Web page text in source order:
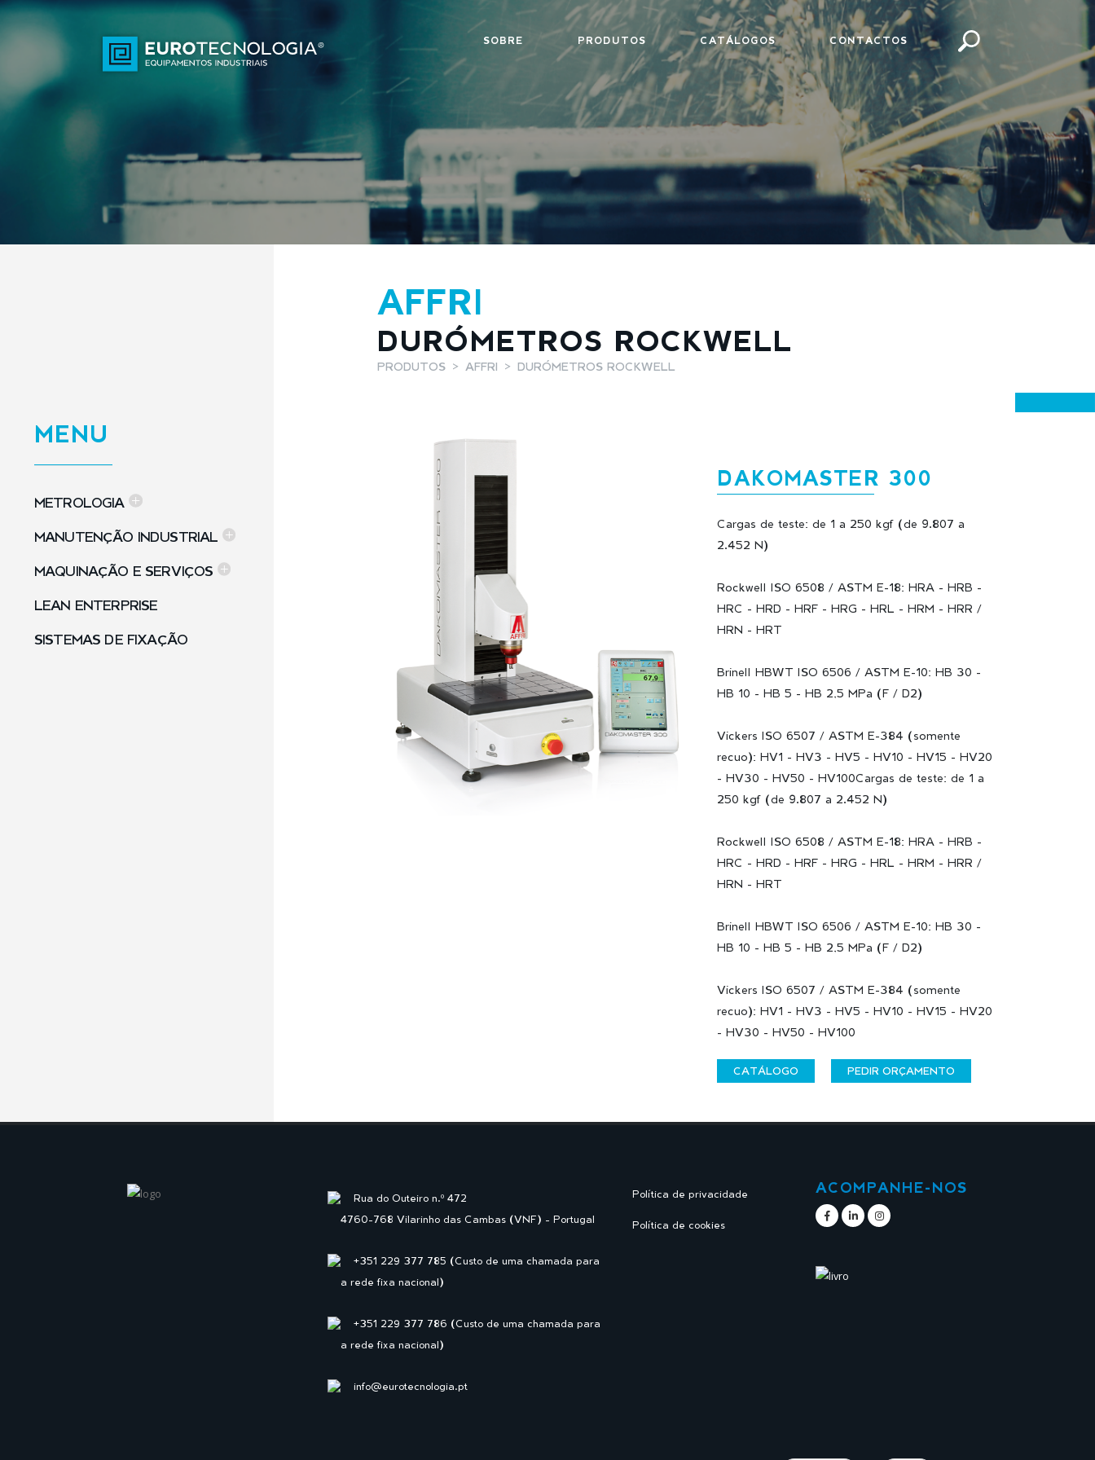
SOBRE PRODUTOS CATÁLOGOS CONTACTOS
MENU
METROLOGIA
MANUTENÇÃO INDUSTRIAL
MAQUINAÇÃO E SERVIÇOS
LEAN ENTERPRISE
SISTEMAS DE FIXAÇÃO
AFFRI
DURÓMETROS ROCKWELL
PRODUTOS AFFRI DURÓMETROS ROCKWELL
DAKOMASTER 300
Cargas de teste: de 1 a 250 kgf (de 9.807 a
2.452 N)
Rockwell ISO 6508 / ASTM E-18: HRA - HRB -
HRC - HRD - HRF - HRG - HRL - HRM - HRR /
HRN - HRT
Brinell HBWT ISO 6506 / ASTM E-10: HB 30 -
HB 10 - HB 5 - HB 2,5 MPa (F / D2)
Vickers ISO 6507 / ASTM E-384 (somente
recuo): HV1 - HV3 - HV5 - HV10 - HV15 - HV20
- HV30 - HV50 - HV100Cargas de teste: de 1 a
250 kgf (de 9.807 a 2.452 N)
Rockwell ISO 6508 / ASTM E-18: HRA - HRB -
HRC - HRD - HRF - HRG - HRL - HRM - HRR /
HRN - HRT
Brinell HBWT ISO 6506 / ASTM E-10: HB 30 -
HB 10 - HB 5 - HB 2,5 MPa (F / D2)
Vickers ISO 6507 / ASTM E-384 (somente
recuo): HV1 - HV3 - HV5 - HV10 - HV15 - HV20
- HV30 - HV50 - HV100
CATÁLOGO PEDIR ORÇAMENTO
Rua do Outeiro n.º 472
4760-768 Vilarinho das Cambas (VNF) - Portugal
+351 229 377 785 (Custo de uma chamada para
a rede fixa nacional)
+351 229 377 786 (Custo de uma chamada para
a rede fixa nacional)
info@eurotecnologia.pt
Política de privacidade
Política de cookies
ACOMPANHE-NOS